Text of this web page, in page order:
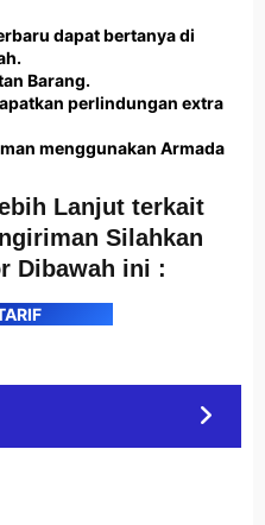
dapat bertanya di
Barang.
perlindungan extra
menggunakan Armada
Lanjut terkait
Silahkan
Dibawah ini :